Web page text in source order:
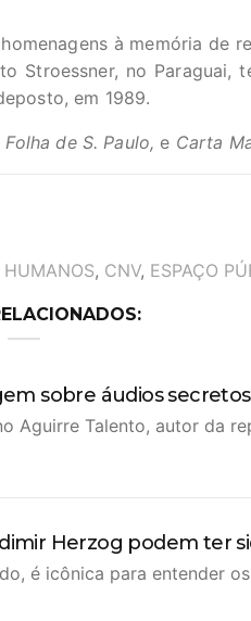
à memória de
Stroessner, no Paraguai,
em 1989.
Folha de S. Paulo, e Carta
HUMANOS, CNV, ESPAÇO
sobre áudios secretos
Aguirre Talento, autor da
Herzog podem ter
é icônica para entender